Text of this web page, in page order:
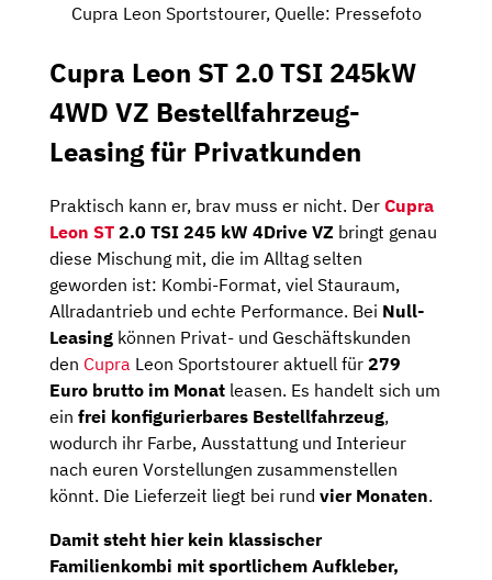
Cupra Leon Sportstourer, Quelle: Pressefoto
Cupra Leon ST 2.0 TSI 245kW
4WD VZ Bestellfahrzeug-
Leasing für Privatkunden
Praktisch kann er, brav muss er nicht. Der Cupra
Leon ST 2.0 TSI 245 kW 4Drive VZ bringt genau
diese Mischung mit, die im Alltag selten
geworden ist: Kombi-Format, viel Stauraum,
Allradantrieb und echte Performance. Bei Null-
Leasing können Privat- und Geschäftskunden
den Cupra Leon Sportstourer aktuell für 279
Euro brutto im Monat leasen. Es handelt sich um
ein frei konfigurierbares Bestellfahrzeug,
wodurch ihr Farbe, Ausstattung und Interieur
nach euren Vorstellungen zusammenstellen
könnt. Die Lieferzeit liegt bei rund vier Monaten.
Damit steht hier kein klassischer
Familienkombi mit sportlichem Aufkleber,